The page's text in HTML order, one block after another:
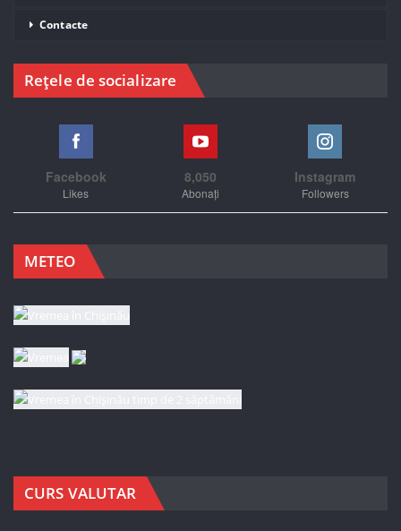
Contacte
Rețele de socializare
Facebook
Likes
8,050
Abonați
Instagram
Followers
METEO
CURS VALUTAR